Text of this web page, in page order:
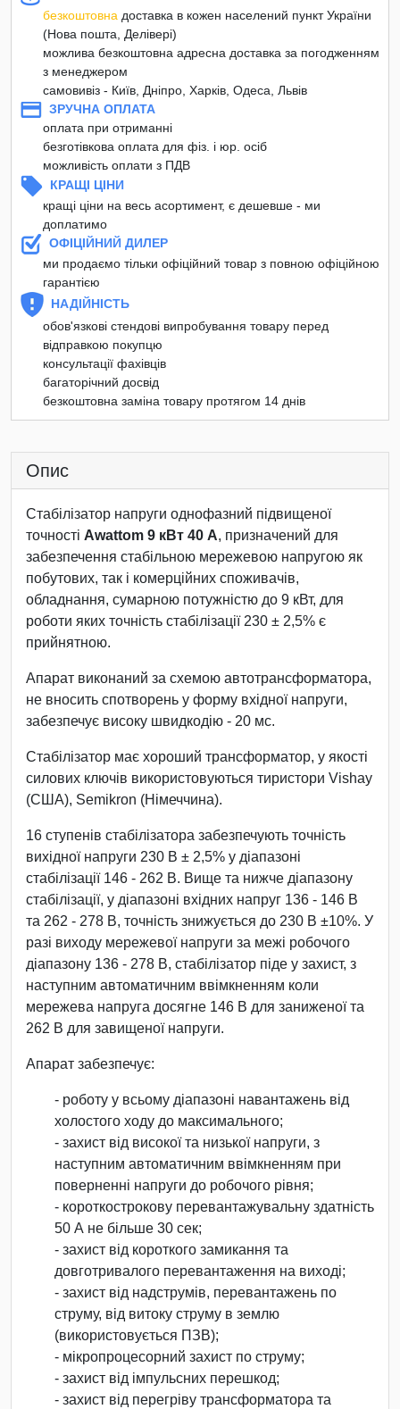
безкоштовна доставка в кожен населений пункт України
(Нова пошта, Делівері)
можлива безкоштовна адресна доставка за погодженням
з менеджером
самовивіз - Київ, Дніпро, Харків, Одеса, Львів
ЗРУЧНА ОПЛАТА
оплата при отриманні
безготівкова оплата для фіз. і юр. осіб
можливість оплати з ПДВ
КРАЩІ ЦІНИ
кращі ціни на весь асортимент, є дешевше - ми
доплатимо
ОФІЦІЙНИЙ ДИЛЕР
ми продаємо тільки офіційний товар з повною офіційною
гарантією
НАДІЙНІСТЬ
обов'язкові стендові випробування товару перед
відправкою покупцю
консультації фахівців
багаторічний досвід
безкоштовна заміна товару протягом 14 днів
Опис
Стабілізатор напруги однофазний підвищеної
точності Awattom 9 кВт 40 А, призначений для
забезпечення стабільною мережевою напругою як
побутових, так і комерційних споживачів,
обладнання, сумарною потужністю до 9 кВт, для
роботи яких точність стабілізації 230 ± 2,5% є
прийнятною.
Апарат виконаний за схемою автотрансформатора,
не вносить спотворень у форму вхідної напруги,
забезпечує високу швидкодію - 20 мс.
Стабілізатор має хороший трансформатор, у якості
силових ключів використовуються тиристори Vishay
(США), Semikron (Німеччина).
16 ступенів стабілізатора забезпечують точність
вихідної напруги 230 В ± 2,5% у діапазоні
стабілізації 146 - 262 В. Вище та нижче діапазону
стабілізації, у діапазоні вхідних напруг 136 - 146 В
та 262 - 278 В, точність знижується до 230 В ±10%. У
разі виходу мережевої напруги за межі робочого
діапазону 136 - 278 В, стабілізатор піде у захист, з
наступним автоматичним ввімкненням коли
мережева напруга досягне 146 В для заниженої та
262 В для завищеної напруги.
Апарат забезпечує:
- роботу у всьому діапазоні навантажень від
холостого ходу до максимального;
- захист від високої та низької напруги, з
наступним автоматичним ввімкненням при
поверненні напруги до робочого рівня;
- короткострокову перевантажувальну здатність
50 А не більше 30 сек;
- захист від короткого замикання та
довготривалого перевантаження на виході;
- захист від надструмів, перевантажень по
струму, від витоку струму в землю
(використовується ПЗВ);
- мікропроцесорний захист по струму;
- захист від імпульсних перешкод;
- захист від перегріву трансформатора та